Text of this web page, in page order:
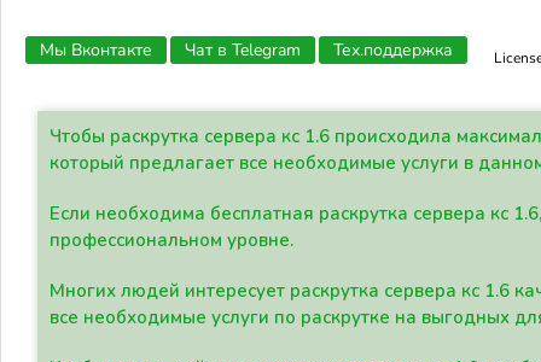
Мы Вконтакте Чат в Telegram Тех.поддержка
Чтобы раскрутка сервера кс 1.6 происходила
который предлагает все необходимые услуги в
Если необходима бесплатная раскрутка сервера кс
профессиональном уровне.
Многих людей интересует раскрутка сервера кс 1.6
все необходимые услуги по раскрутке на выгодных